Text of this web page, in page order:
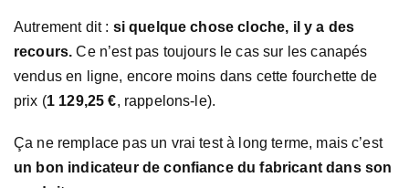
Autrement dit : si quelque chose cloche, il y a des
recours. Ce n’est pas toujours le cas sur les canapés
vendus en ligne, encore moins dans cette fourchette de
prix (1 129,25 €, rappelons-le).
Ça ne remplace pas un vrai test à long terme, mais c’est
un bon indicateur de confiance du fabricant dans son